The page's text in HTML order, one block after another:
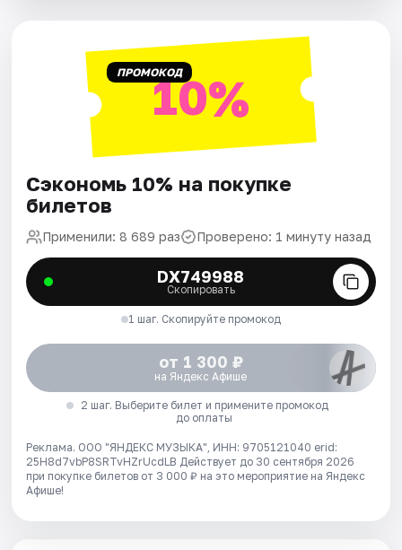
ПРОМОКОД10%
Сэкономь 10% на покупке
билетов
Применили: 8 689 раз Проверено: 1 минуту назад
DX749988
Скопировать
1 шаг. Скопируйте промокод
от 1 300 ₽
на Яндекс Афише
2 шаг. Выберите билет и примените промокод
до оплаты
Реклама. ООО "ЯНДЕКС МУЗЫКА", ИНН: 9705121040 erid:
25H8d7vbP8SRTvHZrUcdLB Действует до 30 сентября 2026
при покупке билетов от 3 000 ₽ на это мероприятие на Яндекс
Афише!